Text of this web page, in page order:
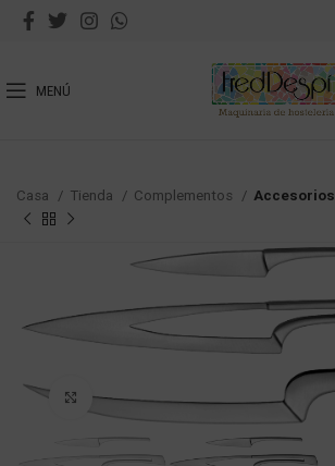
MENÚ
Casa Tienda Complementos Accesorios
Haga Click para agrandar